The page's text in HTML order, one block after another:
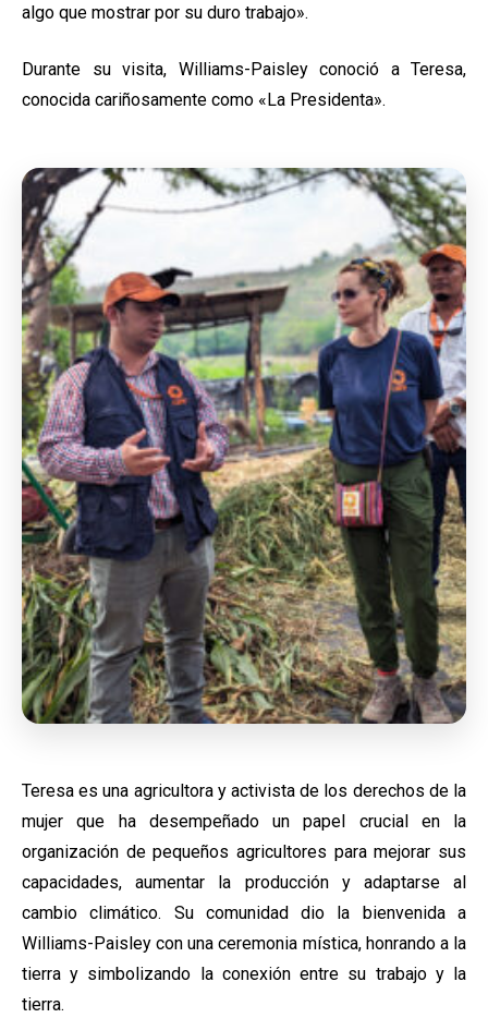
algo que mostrar por su duro trabajo».
Durante su visita, Williams-Paisley conoció a Teresa,
conocida cariñosamente como «La Presidenta».
Teresa es una agricultora y activista de los derechos de la
mujer que ha desempeñado un papel crucial en la
organización de pequeños agricultores para mejorar sus
capacidades, aumentar la producción y adaptarse al
cambio climático. Su comunidad dio la bienvenida a
Williams-Paisley con una ceremonia mística, honrando a la
tierra y simbolizando la conexión entre su trabajo y la
tierra.